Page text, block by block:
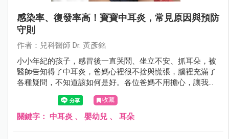
感染率、復發率高！寶寶中耳炎，常見原因與預防
守則
作者：兒科醫師 Dr. 黃彥銘
小小年紀的孩子，感冒後一直哭鬧、坐立不安、抓耳朵，被
醫師告知得了中耳炎，爸媽心裡很不捨與慌張，腦裡充滿了
各種疑問，不知道該如何是好。各位爸媽不用擔心，讓我們
一起來了解中耳炎，並且知道該怎麼好好幫助寶寶。
收藏
關鍵字： 中耳炎 、 嬰幼兒 、 耳朵